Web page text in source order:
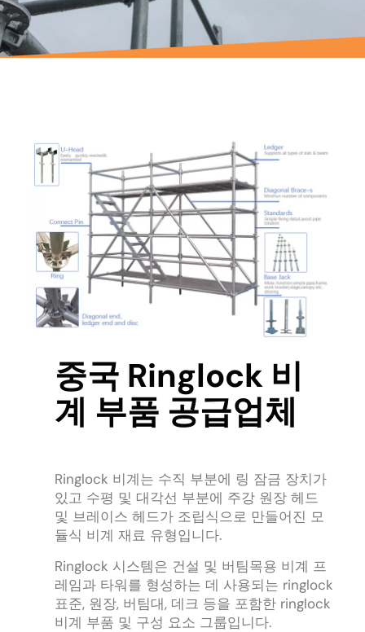
중국 Ringlock 비
계 부품 공급업체
Ringlock 비계는 수직 부분에 링 잠금 장치가
있고 수평 및 대각선 부분에 주강 원장 헤드
및 브레이스 헤드가 조립식으로 만들어진 모
듈식 비계 재료 유형입니다.
Ringlock 시스템은 건설 및 버팀목용 비계 프
레임과 타워를 형성하는 데 사용되는 ringlock
표준, 원장, 버팀대, 데크 등을 포함한 ringlock
비계 부품 및 구성 요소 그룹입니다.